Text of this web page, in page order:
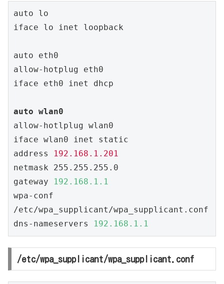
auto lo
iface lo inet loopback
auto eth0
allow-hotplug eth0
iface eth0 inet dhcp
auto wlan0
allow-hotlplug wlan0
iface wlan0 inet static
address
192.168.1.201
netmask 255.255.255.0
gateway
192.168.1.1
wpa-conf
/etc/wpa_supplicant/wpa_supplicant.conf
dns-nameservers
192.168.1.1
/etc/wpa_supplicant/wpa_supplicant.conf